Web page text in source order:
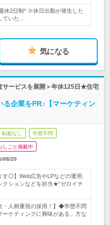
休2日制* ※休日出勤が発生した
ていた…
気になる
サービスを展開＞年休125日★住宅
企業をPR♪【マーケティン
転勤なし 学歴不問
しごと掲載中
08/20
す◎】Web広告やLPなどの運用、
クションなどを担当★“ゼロイチ
・人柄重視の採用！】◆学歴不問
ケティングに興味がある」方な